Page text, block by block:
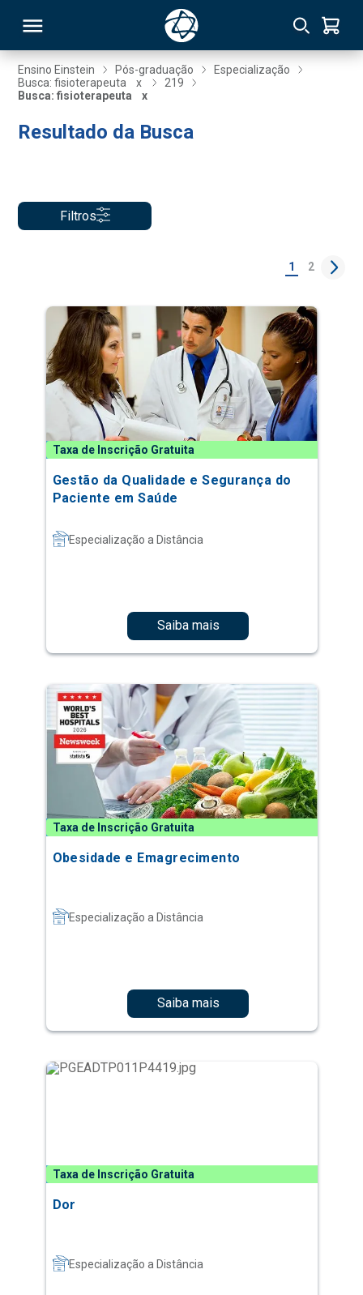
Ensino Einstein Pós-graduação
Especialização
Busca: fisioterapeuta
x
219
Busca: fisioterapeuta
x
Resultado da Busca
Filtros
1 2
Taxa de Inscrição Gratuita
Gestão da Qualidade e Segurança do
Paciente em Saúde
Especialização a Distância
Saiba mais
Taxa de Inscrição Gratuita
Obesidade e Emagrecimento
Especialização a Distância
Saiba mais
Taxa de Inscrição Gratuita
Dor
Especialização a Distância